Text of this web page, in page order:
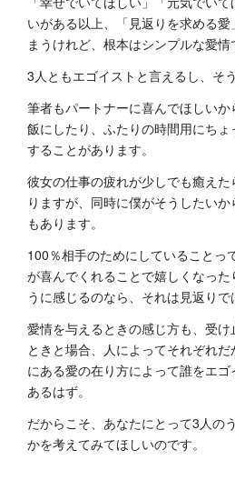
いがある以上、「見返りを求める
まうけれど、根本はシンプルな愛情
3人ともエゴイストと言えるし、そ
筆者もパートナーに喜んでほしい
飯にしたり、ふたりの時間用にち
することがあります。
彼女の仕事の疲れが少しでも癒え
りますが、同時に僕がそうしたい
もあります。
100％相手のためにしていることっ
が喜んでくれることで嬉しくなっ
うに感じるのなら、それは見返りで
愛情を与えるときの感じ方も、受け
ときと場合、人によってそれぞれ
にある愛の在り方によって誰をエ
あるはず。
だからこそ、あなたにとって3人の
かを考えてみてほしいのです。